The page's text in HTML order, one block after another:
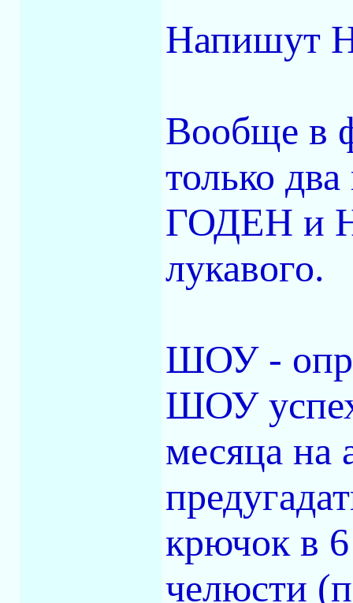
Вообще в
только
ГОДЕН и
лукавого.
ШОУ -
ШОУ
месяца на
крючок в
челюсти